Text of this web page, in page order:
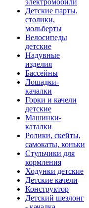
электромобили
Детские парты,
столики,
мольберты
Велосипеды
детские
Надувные
изделия
Бассейны
Лошадки-
качалки
Горки и качели
детские
Машинки-
каталки
Ролики, скейты,
самокаты, коньки
Стульчики для
кормления
Ходунки детские
Детские качели
Конструктор
Детский шезлонг